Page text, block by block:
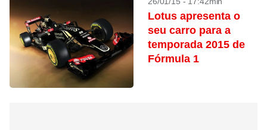
Lotus apresenta o
seu carro para a
temporada 2015 de
Fórmula 1